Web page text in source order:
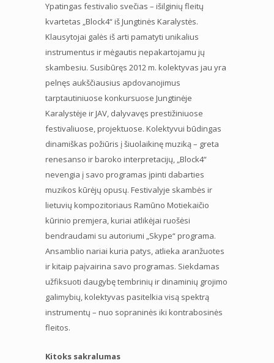
Ypatingas festivalio svečias – išilginių fleitų
kvartetas „Block4“ iš Jungtinės Karalystės.
Klausytojai galės iš arti pamatyti unikalius
instrumentus ir mėgautis nepakartojamu jų
skambesiu. Susibūręs 2012 m. kolektyvas jau yra
pelnęs aukščiausius apdovanojimus
tarptautiniuose konkursuose Jungtinėje
Karalystėje ir JAV, dalyvavęs prestižiniuose
festivaliuose, projektuose. Kolektyvui būdingas
dinamiškas požiūris į šiuolaikinę muziką – greta
renesanso ir baroko interpretacijų, „Block4“
nevengia į savo programas įpinti dabarties
muzikos kūrėjų opusų. Festivalyje skambės ir
lietuvių kompozitoriaus Ramūno Motiekaičio
kūrinio premjera, kuriai atlikėjai ruošėsi
bendraudami su autoriumi „Skype“ programa.
Ansamblio nariai kuria patys, atlieka aranžuotes
ir kitaip paįvairina savo programas. Siekdamas
užfiksuoti daugybę tembrinių ir dinaminių grojimo
galimybių, kolektyvas pasitelkia visą spektrą
instrumentų – nuo sopraninės iki kontrabosinės
fleitos.
Kitoks sakralumas